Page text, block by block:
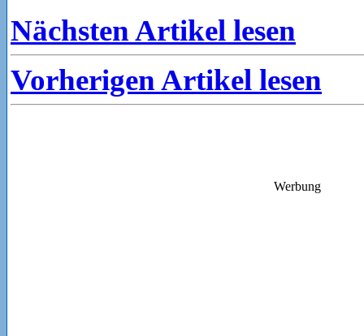
Nächsten Artikel lesen
Vorherigen Artikel lesen
Werbung